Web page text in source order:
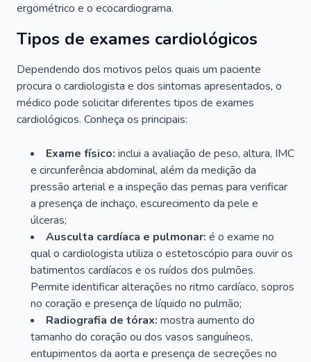
ergométrico e o ecocardiograma.
Tipos de exames cardiológicos
Dependendo dos motivos pelos quais um paciente
procura o cardiologista e dos sintomas apresentados, o
médico pode solicitar diferentes tipos de exames
cardiológicos. Conheça os principais:
Exame físico: inclui a avaliação de peso, altura, IMC
e circunferência abdominal, além da medição da
pressão arterial e a inspeção das pernas para verificar
a presença de inchaço, escurecimento da pele e
úlceras;
Ausculta cardíaca e pulmonar: é o exame no
qual o cardiologista utiliza o estetoscópio para ouvir os
batimentos cardíacos e os ruídos dos pulmões.
Permite identificar alterações no ritmo cardíaco, sopros
no coração e presença de líquido no pulmão;
Radiografia de tórax: mostra aumento do
tamanho do coração ou dos vasos sanguíneos,
entupimentos da aorta e presença de secreções no